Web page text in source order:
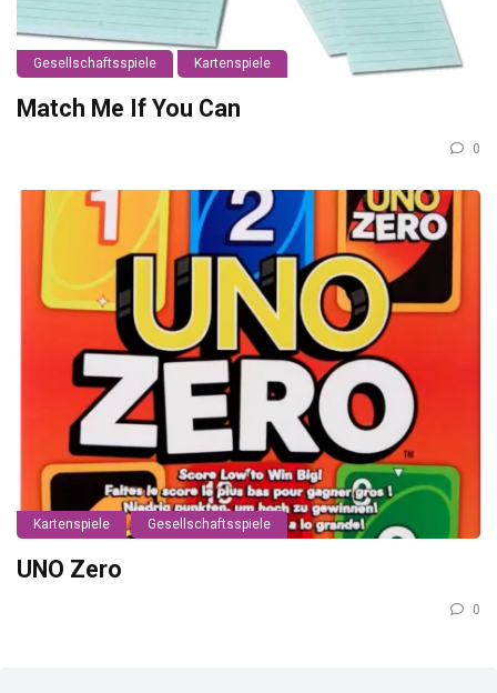
Gesellschaftsspiele Kartenspiele
Match Me If You Can
0
Kartenspiele Gesellschaftsspiele
UNO Zero
0